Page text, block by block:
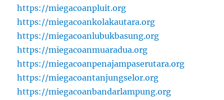
https://miegacoanpluit.org
https://miegacoankolakautara.org
https://miegacoanlubukbasung.org
https://miegacoanmuaradua.org
https://miegacoanpenajampaserutara.org
https://miegacoantanjungselor.org
https://miegacoanbandarlampung.org